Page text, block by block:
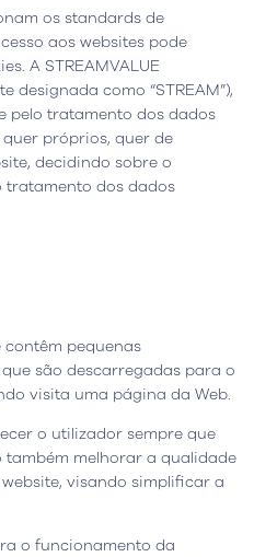
os standards de
aos websites pode
A STREAMVALUE
designada como “STREAM”),
pelo tratamento dos dados
próprios, quer de
decidindo sobre o
tratamento dos dados
contêm pequenas
são descarregadas para o
visita uma página da Web.
o utilizador sempre que
melhorar a qualidade
visando simplificar a
o funcionamento da